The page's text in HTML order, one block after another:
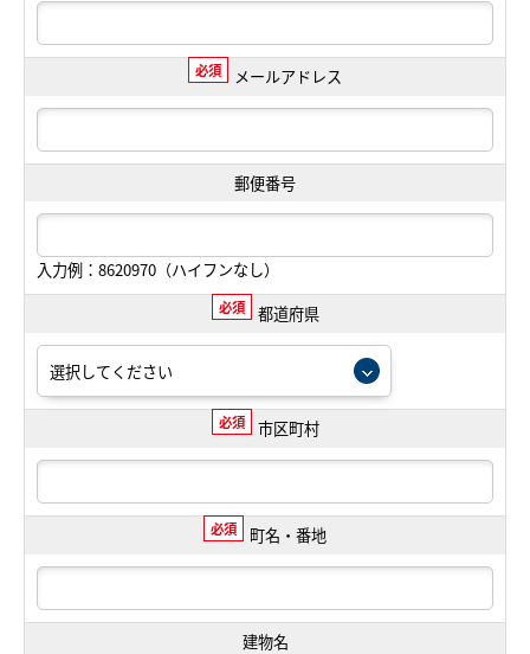
必須 メールアドレス
郵便番号
入力例：8620970（ハイフンなし）
必須 都道府県
必須 市区町村
必須 町名・番地
建物名